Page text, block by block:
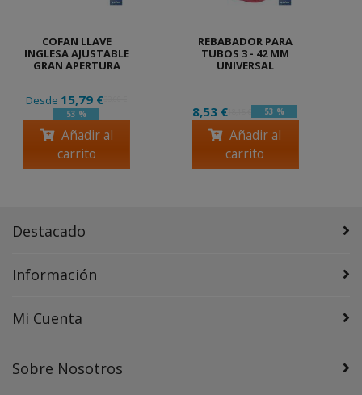
COFAN LLAVE
INGLESA AJUSTABLE
GRAN APERTURA
Desde 15,79 €
53 %
Añadir al
carrito
REBABADOR PARA
TUBOS 3 - 42 MM
UNIVERSAL
8,53 € 53 %
Añadir al
carrito
Destacado
Información
Mi Cuenta
Sobre Nosotros